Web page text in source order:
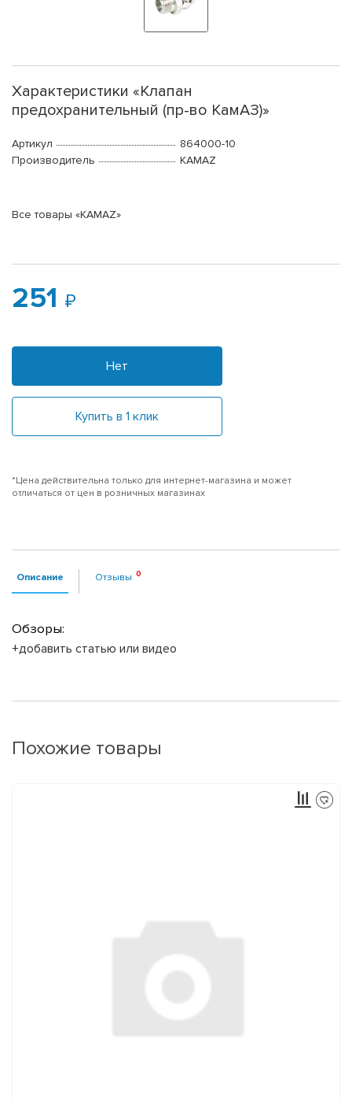
Характеристики «Клапан
предохранительный (пр-во КамАЗ)»
Артикул
864000-10
Производитель
KAMAZ
Все товары «KAMAZ»
251
Нет
Купить в 1 клик
*Цена действительна только для интернет-магазина и может
отличаться от цен в розничных магазинах
Описание Отзывы
Обзоры:
+добавить статью или видео
Похожие товары